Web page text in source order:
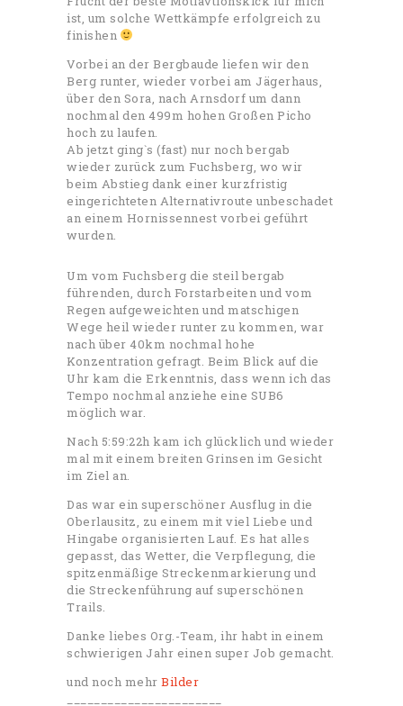
ist, um solche Wettkämpfe erfolgreich zu
finishen
Vorbei an der Bergbaude liefen wir den
Berg runter, wieder vorbei am Jägerhaus,
über den Sora, nach Arnsdorf um dann
nochmal den 499m hohen Großen Picho
hoch zu laufen.
Ab jetzt ging`s (fast) nur noch bergab
wieder zurück zum Fuchsberg, wo wir
beim Abstieg dank einer kurzfristig
eingerichteten Alternativroute unbeschadet
an einem Hornissennest vorbei geführt
wurden.
Um vom Fuchsberg die steil bergab
führenden, durch Forstarbeiten und vom
Regen aufgeweichten und matschigen
Wege heil wieder runter zu kommen, war
nach über 40km nochmal hohe
Konzentration gefragt. Beim Blick auf die
Uhr kam die Erkenntnis, dass wenn ich das
Tempo nochmal anziehe eine SUB6
möglich war.
Nach 5:59:22h kam ich glücklich und wieder
mal mit einem breiten Grinsen im Gesicht
im Ziel an.
Das war ein superschöner Ausflug in die
Oberlausitz, zu einem mit viel Liebe und
Hingabe organisierten Lauf. Es hat alles
gepasst, das Wetter, die Verpflegung, die
spitzenmäßige Streckenmarkierung und
die Streckenführung auf superschönen
Trails.
Danke liebes Org.-Team, ihr habt in einem
schwierigen Jahr einen super Job gemacht.
und noch mehr Bilder